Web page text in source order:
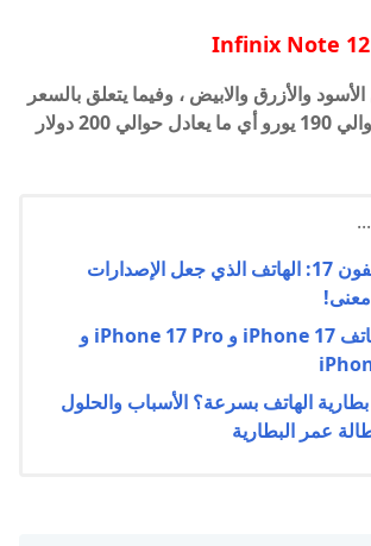
الأسود والأزرق والابيض ، وفيما يتعلق بالسعر
فإن سعر الهاتف حوالي 190 يورو أي ما يعادل حوالي 200 دولار
مراجعة آيفون 17: الهاتف الذي جعل الإصدارات
معنى!
مراجعة هاتف iPhone 17 و iPhone 17 Pro و
بطارية الهاتف بسرعة؟ الأسباب والحلول
عمر البطارية